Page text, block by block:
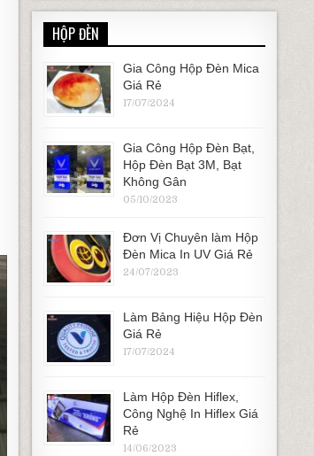
HỘP ĐÈN
Gia Công Hộp Đèn Mica
Giá Rẻ
17/07/2024
Gia Công Hộp Đèn Bạt,
Hộp Đèn Bạt 3M, Bạt
Không Gân
05/10/2023
Đơn Vị Chuyên làm Hộp
Đèn Mica In UV Giá Rẻ
24/07/2023
Làm Bảng Hiệu Hộp Đèn
Giá Rẻ
17/07/2024
Làm Hộp Đèn Hiflex,
Công Nghệ In Hiflex Giá
Rẻ
14/06/2023